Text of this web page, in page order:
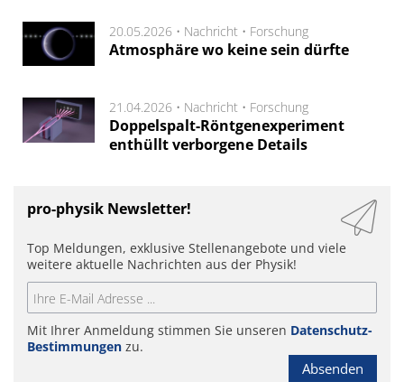
20.05.2026 • Nachricht • Forschung
Atmosphäre wo keine sein dürfte
21.04.2026 • Nachricht • Forschung
Doppelspalt-Röntgenexperiment
enthüllt verborgene Details
pro-physik Newsletter!
Top Meldungen, exklusive Stellenangebote und viele
weitere aktuelle Nachrichten aus der Physik!
Mit Ihrer Anmeldung stimmen Sie unseren Datenschutz-
Bestimmungen zu.
Absenden